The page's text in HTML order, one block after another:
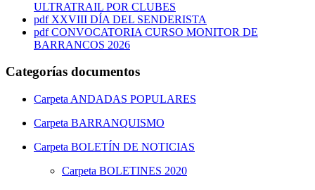
ULTRATRAIL POR CLUBES
pdf XXVIII DÍA DEL SENDERISTA
pdf CONVOCATORIA CURSO MONITOR DE
BARRANCOS 2026
Categorías documentos
Carpeta ANDADAS POPULARES
Carpeta BARRANQUISMO
Carpeta BOLETÍN DE NOTICIAS
Carpeta BOLETINES 2020